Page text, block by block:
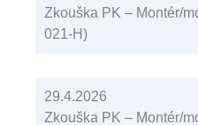
Zkouška PK – Montér/
021-H)
29.4.2026
Zkouška PK – Montér/